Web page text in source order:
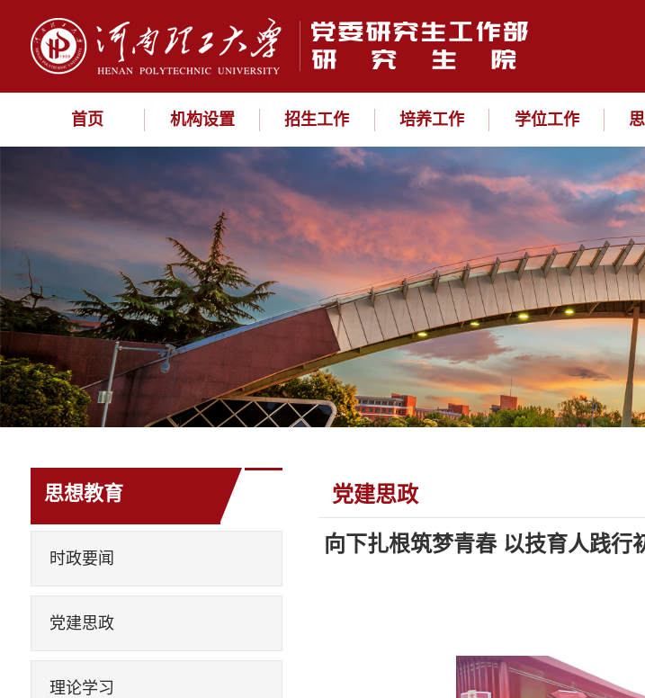
首页 机构设置 招生工作 培养工作 学位工作
思想教育
时政要闻
党建思政
理论学习
党建思政
向下扎根筑梦青春 以技育人践